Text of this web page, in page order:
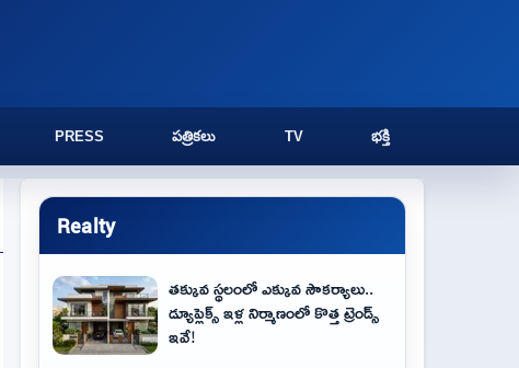
PRESS పత్రికలు TV భక్తి
Realty
తక్కువ స్థలంలో ఎక్కువ సౌకర్యాలు..
డ్యూప్లెక్స్ ఇళ్ల నిర్మాణంలో కొత్త ట్రెండ్స్
ఇవే!